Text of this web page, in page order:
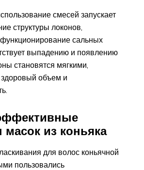
смесей запускает
структуры локонов,
сальных
выпадению и появлению
становятся мягкими,
объем и
масок из коньяка
для волос коньячной
пользовались